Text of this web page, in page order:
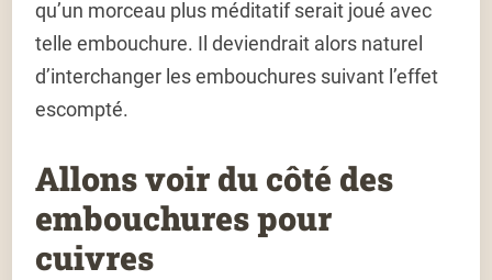
qu’un morceau plus méditatif serait joué avec
telle embouchure. Il deviendrait alors naturel
d’interchanger les embouchures suivant l’effet
escompté.
Allons voir du côté des
embouchures pour
cuivres